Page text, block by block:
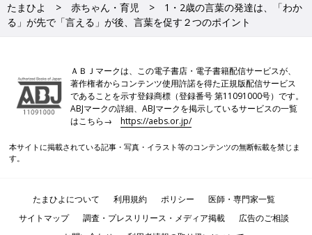
たまひよ 赤ちゃん・育児
1・2歳の言葉の発達は、「わか
る」が先で「言える」が後、言葉を促す２つのポイント
ＡＢＪマークは、この電子書店・電子書籍配信サービスが、
著作権者からコンテンツ使用許諾を得た正規版配信サービス
であることを示す登録商標（登録番号 第11091000号）です。
ABJマークの詳細、ABJマークを掲示しているサービスの一覧
はこちら→https://aebs.or.jp/
本サイトに掲載されている記事・写真・イラスト等のコンテンツの無断転載を禁じま
す。
たまひよについて 利用規約 ポリシー
医師・専門家一覧
サイトマップ
調査・プレスリリース・メディア掲載
広告のご相談